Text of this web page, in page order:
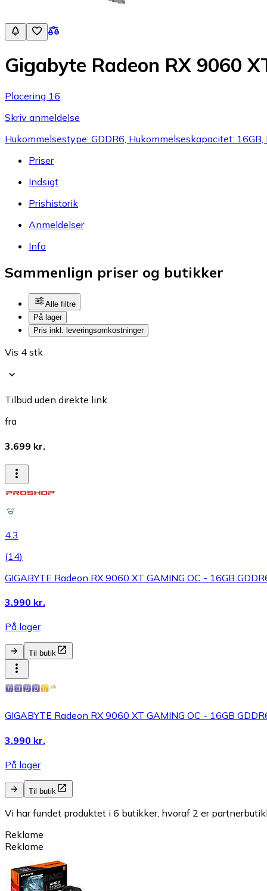
Gigabyte Radeon RX 9060
Placering 16
Skriv anmeldelse
Hukommelsestype: GDDR6, Hukommelseskapacitet:
Priser
Indsigt
Prishistorik
Anmeldelser
Info
Sammenlign priser og butikker
Alle filtre
På lager
Pris inkl. leveringsomkostninger
Vis 4 stk
Tilbud uden direkte link
fra
3.699 kr.
4.3
(14)
GIGABYTE Radeon RX 9060 XT GAMING OC - 16GB
3.990 kr.
På lager
Til butik
GIGABYTE Radeon RX 9060 XT GAMING OC - 16GB
3.990 kr.
På lager
Til butik
Vi har fundet produktet i 6 butikker, hvoraf 2 er
Reklame
Reklame